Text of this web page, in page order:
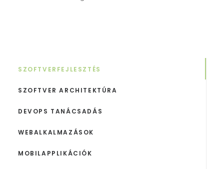
SZOFTVERFEJLESZTÉS
SZOFTVER ARCHITEKTÚRA
DEVOPS TANÁCSADÁS
WEBALKALMAZÁSOK
MOBILAPPLIKÁCIÓK